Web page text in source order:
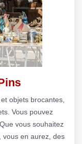
objets brocantes,
Vous pouvez
vous souhaitez
vous en aurez, des